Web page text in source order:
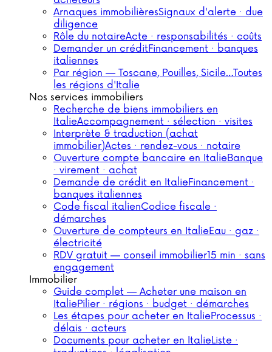
Arnaques immobilièresSignaux d'alerte · due
diligence
Rôle du notaireActe · responsabilités · coûts
Demander un créditFinancement · banques
italiennes
Par région — Toscane, Pouilles, Sicile…Toutes
les régions d'Italie
Nos services immobiliers
Recherche de biens immobiliers en
ItalieAccompagnement · sélection · visites
Interprète & traduction (achat
immobilier)Actes · rendez-vous · notaire
Ouverture compte bancaire en ItalieBanque
· virement · achat
Demande de crédit en ItalieFinancement ·
banques italiennes
Code fiscal italienCodice fiscale ·
démarches
Ouverture de compteurs en ItalieEau · gaz ·
électricité
RDV gratuit — conseil immobilier15 min · sans
engagement
Immobilier
Guide complet — Acheter une maison en
ItaliePilier · régions · budget · démarches
Les étapes pour acheter en ItalieProcessus ·
délais · acteurs
Documents pour acheter en ItalieListe ·